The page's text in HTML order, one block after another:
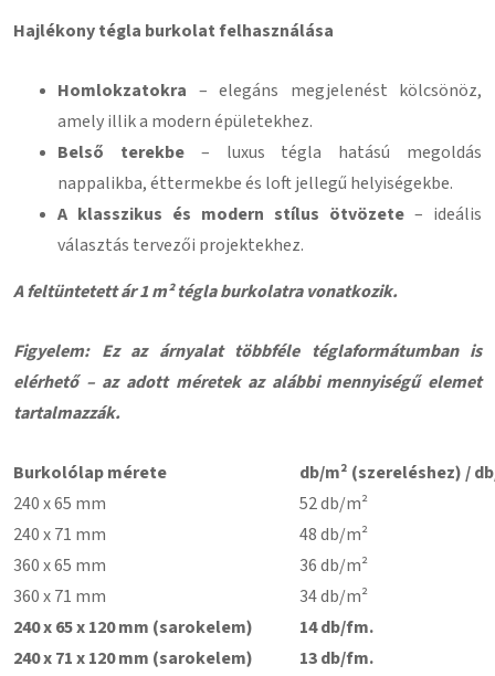
Hajlékony tégla burkolat felhasználása
Homlokzatokra – elegáns megjelenést kölcsönöz,
amely illik a modern épületekhez.
Belső terekbe– luxus tégla hatású megoldás
nappalikba, éttermekbe és loft jellegű helyiségekbe.
A klasszikus és modern stílus ötvözete – ideális
választás tervezői projektekhez.
A feltüntetett ár 1 m² tégla burkolatra vonatkozik.
Figyelem: Ez az árnyalat többféle téglaformátumban is
elérhető – az adott méretek az alábbi mennyiségű elemet
tartalmazzák.
Burkolólap mérete
db/m² (szereléshez) /
240 x 65 mm
52 db/m²
240 x 71 mm
48 db/m²
360 x 65 mm
36 db/m²
360 x 71 mm
34 db/m²
240 x 65 x 120 mm (sarokelem)
14 db/fm.
240 x 71 x 120 mm (sarokelem)
13 db/fm.